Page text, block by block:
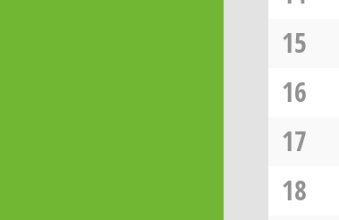
15
16
17
18